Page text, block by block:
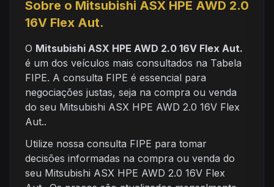
Sobre o Mitsubishi ASX HPE AWD 2.0
16V Flex Aut.
O Mitsubishi ASX HPE AWD 2.0 16V Flex Aut.
é um dos veículos mais consultados na Tabela
FIPE. A consulta FIPE é essencial para
negociações justas, seja na compra ou venda
do seu Mitsubishi ASX HPE AWD 2.0 16V Flex
Aut..
Utilize nossa consulta FIPE para tomar
decisões informadas na compra ou venda do
seu Mitsubishi ASX HPE AWD 2.0 16V Flex